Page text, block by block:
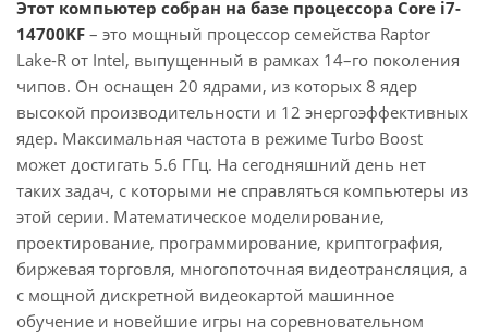
Этот компьютер собран на базе процессора Core i7-
14700KF – это мощный процессор семейства Raptor
Lake-R от Intel, выпущенный в рамках 14–го поколения
чипов. Он оснащен 20 ядрами, из которых 8 ядер
высокой производительности и 12 энергоэффективных
ядер. Максимальная частота в режиме Turbo Boost
может достигать 5.6 ГГц. На сегодняшний день нет
таких задач, с которыми не справляться компьютеры из
этой серии. Математическое моделирование,
проектирование, программирование, криптография,
биржевая торговля, многопоточная видеотрансляция, а
с мощной дискретной видеокартой машинное
обучение и новейшие игры на соревновательном